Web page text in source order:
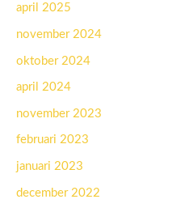
april 2025
november 2024
oktober 2024
april 2024
november 2023
februari 2023
januari 2023
december 2022